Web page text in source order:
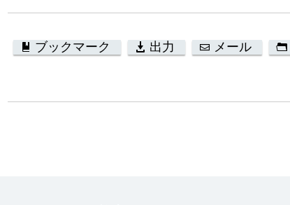
ブックマーク 出力 メール